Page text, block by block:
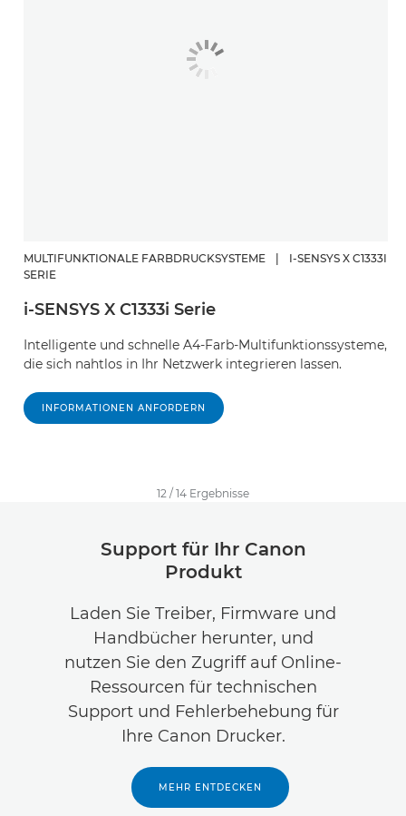
MULTIFUNKTIONALE FARBDRUCKSYSTEME
I-SENSYS X C1333I
SERIE
i-SENSYS X C1333i Serie
Intelligente und schnelle A4-Farb-Multifunktionssysteme,
die sich nahtlos in Ihr Netzwerk integrieren lassen.
INFORMATIONEN ANFORDERN
12 / 14 Ergebnisse
Support für Ihr Canon
Produkt
Laden Sie Treiber, Firmware und
Handbücher herunter, und
nutzen Sie den Zugriff auf Online-
Ressourcen für technischen
Support und Fehlerbehebung für
Ihre Canon Drucker.
MEHR ENTDECKEN